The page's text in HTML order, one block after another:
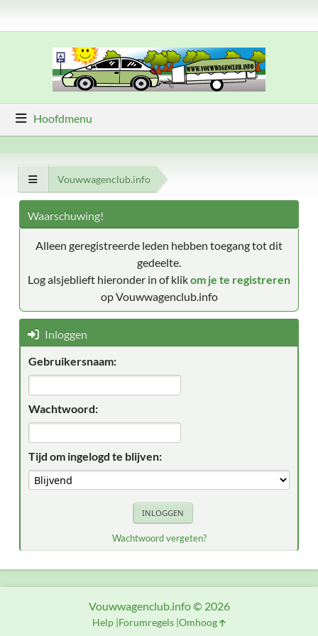
Hoofdmenu
Vouwwagenclub.info
Waarschuwing!
Alleen geregistreerde leden hebben toegang tot dit
gedeelte.
Log alsjeblieft hieronder in of klikom je te registreren
op Vouwwagenclub.info
Inloggen
Gebruikersnaam:
Wachtwoord:
Tijd om ingelogd te blijven:
Wachtwoord vergeten?
Vouwwagenclub.info © 2026
Help Forumregels Omhoog